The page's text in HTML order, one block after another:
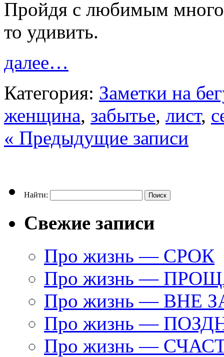
Пройдя с любимым
то удивить.
далее…
Категория: Заметки на
женщина, забытье, лист,
« Предыдущие записи
Найти:
Свежие записи
Про жизнь — СРОК
Про жизнь —
Про жизнь — ВНЕ
Про жизнь —
Про жизнь —